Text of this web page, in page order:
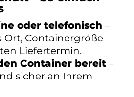
oder telefonisch –
Ort, Containergröße
Liefertermin.
Container bereit –
sicher an Ihrem